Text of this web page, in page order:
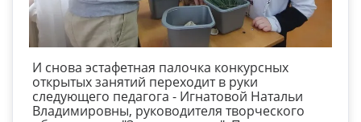
И снова эстафетная палочка конкурсных
открытых занятий переходит в руки
следующего педагога - Игнатовой Натальи
Владимировны, руководителя творческого